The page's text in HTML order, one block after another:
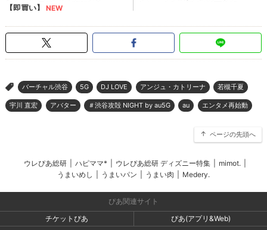
> バーチャル渋谷 5G DJ LOVE アンジュ・カトリーナ 若槻千夏
宇川 直宏 アバター ＃渋谷攻殻 NIGHT by au5G au エンタメ再始動
ページの先頭へ
ウレぴあ総研 ハピママ* ウレぴあ総研 ディズニー特集 mimot.
うまいめし
うまいパン うまい肉 Medery.
ぴあ関連サイト
チケットぴあ
ぴあ(アプリ&Web)